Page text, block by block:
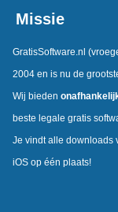
Missie
GratisSoftware.nl
2004 en is nu de
Wij bieden
beste legale gratis
Je vindt alle downloads
iOS op één plaats!